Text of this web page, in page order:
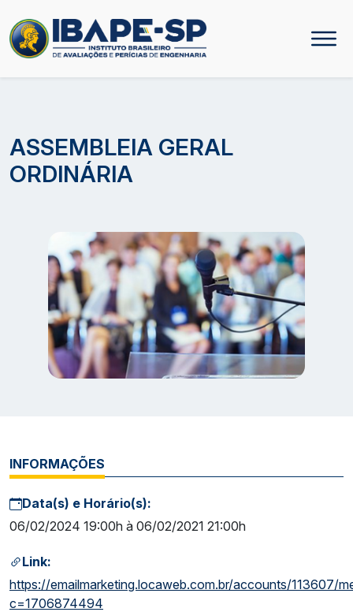
ASSEMBLEIA GERAL
ORDINÁRIA
INFORMAÇÕES
Data(s) e Horário(s):
06/02/2024 19:00h à 06/02/2021 21:00h
Link:
https://emailmarketing.locaweb.com.br/accounts/113607/
c=1706874494